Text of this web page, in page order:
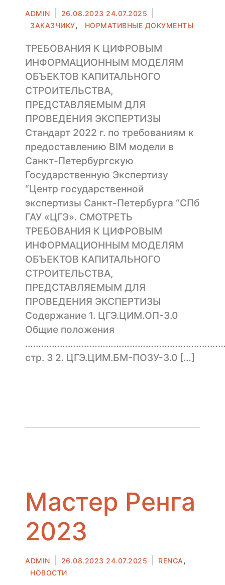
Автор
ADMIN 26.08.2023 24.07.2025
в
ЗАКАЗЧИКУ, НОРМАТИВНЫЕ ДОКУМЕНТЫ
ТРЕБОВАНИЯ К ЦИФРОВЫМ
ИНФОРМАЦИОННЫМ МОДЕЛЯМ
ОБЪЕКТОВ КАПИТАЛЬНОГО
СТРОИТЕЛЬСТВА,
ПРЕДСТАВЛЯЕМЫМ ДЛЯ
ПРОВЕДЕНИЯ ЭКСПЕРТИЗЫ
Стандарт 2022 г. по требованиям к
предоставлению BIM модели в
Санкт-Петербургскую
Государственную Экспертизу
“Центр государственной
экспертизы Санкт-Петербурга “СПб
ГАУ «ЦГЭ». СМОТРЕТЬ
ТРЕБОВАНИЯ К ЦИФРОВЫМ
ИНФОРМАЦИОННЫМ МОДЕЛЯМ
ОБЪЕКТОВ КАПИТАЛЬНОГО
СТРОИТЕЛЬСТВА,
ПРЕДСТАВЛЯЕМЫМ ДЛЯ
ПРОВЕДЕНИЯ ЭКСПЕРТИЗЫ
Содержание 1. ЦГЭ.ЦИМ.ОП-3.0
Общие положения
стр. 3 2. ЦГЭ.ЦИМ.БМ-ПОЗУ-3.0 […]
Мастер Ренга
2023
Автор
ADMIN 26.08.2023 24.07.2025
Опубликовано
RENGA,
НОВОСТИ